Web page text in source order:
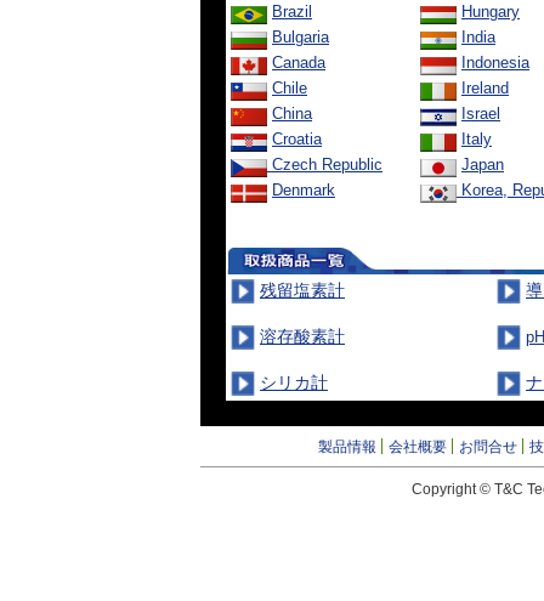
Brazil
Bulgaria
Canada
Chile
China
Croatia
Czech Republic
Denmark
Hungary
India
Indonesia
Ireland
Israel
Italy
Japan
Korea,
残留塩素計
溶存酸素計
シリカ計
製品情報 会社概要 お問合せ
Copyright © T&C